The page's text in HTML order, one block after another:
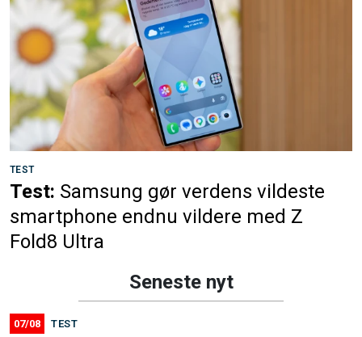
TEST
Test: Samsung gør verdens vildeste
smartphone endnu vildere med Z
Fold8 Ultra
Seneste nyt
07/08 TEST